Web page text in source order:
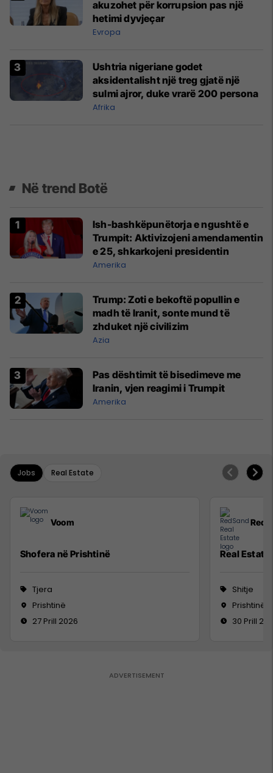
akuzohet për korrupsion pas një
hetimi dyvjeçar
Evropa
Ushtria nigeriane godet
aksidentalisht një treg gjatë një
sulmi ajror, duke vrarë 200 persona
Afrika
Në trend Botë
Ish-bashkëpunëtorja e ngushtë e
Trumpit: Aktivizojeni amendamentin
e 25, shkarkojeni presidentin
Amerika
Trump: Zoti e bekoftë popullin e
madh të Iranit, sonte mund të
zhduket një civilizim
Azia
Pas dështimit të bisedimeve me
Iranin, vjen reagimi i Trumpit
Amerika
Jobs Real Estate
Voom
Shofera në Prishtinë
Tjera
Prishtinë
27 Prill 2026
Real Estate
Shitje
Prishtinë
30 Prill